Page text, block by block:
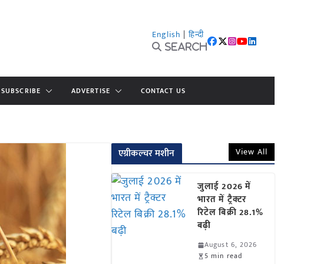
English | हिन्दी
Search
SUBSCRIBE ADVERTISE CONTACT US
एग्रीकल्चर मशीन View All
जुलाई 2026 में
भारत में ट्रैक्टर
रिटेल बिक्री 28.1%
बढ़ी
August 6, 2026
5 min read